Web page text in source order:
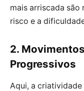
mais arriscada são
risco e a
2.
Progressivos
Aqui, a